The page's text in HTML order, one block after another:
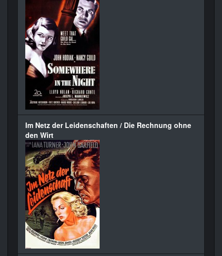
Im Netz der Leidenschaften / Die Rechnung ohne
den Wirt